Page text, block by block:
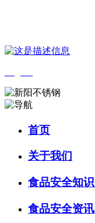
首页
关于我们
食品安全知识
食品安全资讯